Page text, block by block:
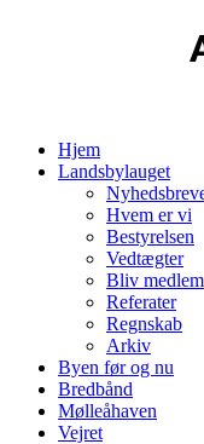
Hjem
Landsbylauget
Hvem er vi
Bestyrelsen
Vedtægter
Bliv medlem
Referater
Regnskab
Arkiv
Byen før og nu
Bredbånd
Mølleåhaven
Vejret